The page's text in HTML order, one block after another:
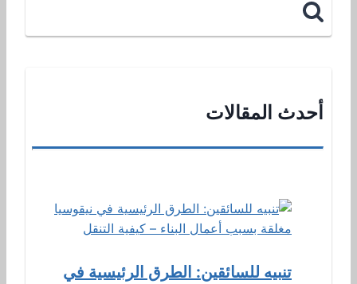
أحدث المقالات
تنبيه للسائقين: الطرق الرئيسية في